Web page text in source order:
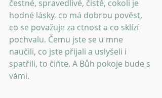
čestné, spravedlivé, čisté, cokoli je
hodné lásky, co má dobrou pověst,
co se považuje za ctnost a co sklízí
pochvalu. Čemu jste se u mne
naučili, co jste přijali a uslyšeli i
spatřili, to čiňte. A Bůh pokoje bude s
vámi.